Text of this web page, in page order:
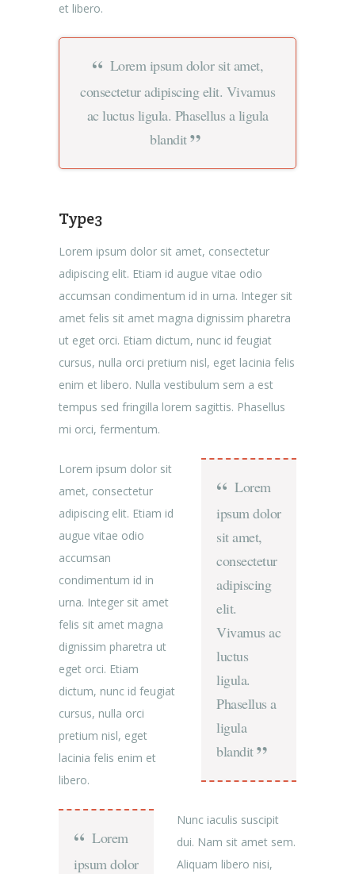
et libero.
Lorem ipsum dolor sit amet,
consectetur adipiscing elit. Vivamus
ac luctus ligula. Phasellus a ligula
blandit
Type3
Lorem ipsum dolor sit amet, consectetur
adipiscing elit. Etiam id augue vitae odio
accumsan condimentum id in urna. Integer sit
amet felis sit amet magna dignissim pharetra
ut eget orci. Etiam dictum, nunc id feugiat
cursus, nulla orci pretium nisl, eget lacinia felis
enim et libero. Nulla vestibulum sem a est
tempus sed fringilla lorem sagittis. Phasellus
mi orci, fermentum.
Lorem
ipsum dolor
sit amet,
consectetur
adipiscing
elit.
Vivamus ac
luctus
ligula.
Phasellus a
ligula
blandit
Lorem ipsum dolor sit
amet, consectetur
adipiscing elit. Etiam id
augue vitae odio
accumsan
condimentum id in
urna. Integer sit amet
felis sit amet magna
dignissim pharetra ut
eget orci. Etiam
dictum, nunc id feugiat
cursus, nulla orci
pretium nisl, eget
lacinia felis enim et
libero.
Lorem
ipsum dolor
Nunc iaculis suscipit
dui. Nam sit amet sem.
Aliquam libero nisi,